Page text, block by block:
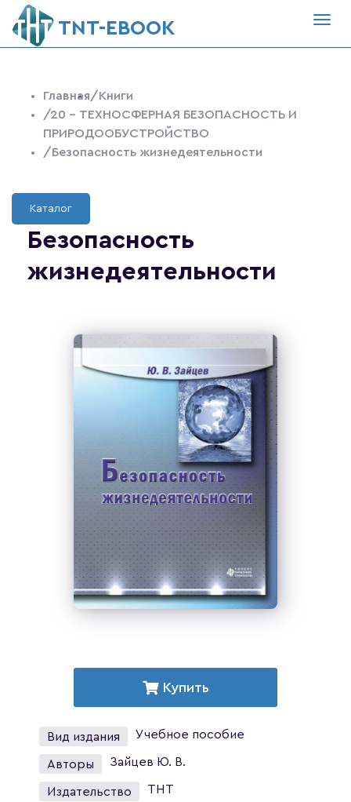
ТNT-EBOOK
Главная/Книги
/20 - ТЕХНОСФЕРНАЯ БЕЗОПАСНОСТЬ И
ПРИРОДООБУСТРОЙСТВО
/Безопасность жизнедеятельности
Каталог
Безопасность
жизнедеятельности
Купить
Вид издания Учебное пособие
Авторы Зайцев Ю. В.
Издательство ТНТ